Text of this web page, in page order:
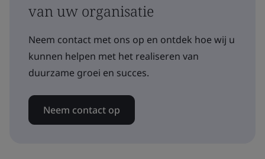
van uw organisatie
Neem contact met ons op en ontdek hoe wij u
kunnen helpen met het realiseren van
duurzame groei en succes.
Neem contact op